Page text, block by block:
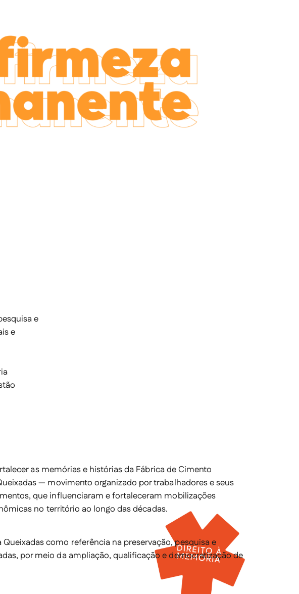
e
e
as memórias e histórias da Fábrica de Cimento
— movimento organizado por trabalhadores e seus
que influenciaram e fortaleceram mobilizações
no território ao longo das décadas.
como referência na preservação, pesquisa e
por meio da ampliação, qualificação e democratização de